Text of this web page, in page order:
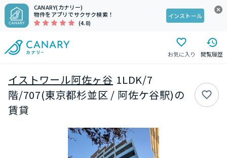
CANARY(カナリー)
物件をアプリでサクサク検索！
(4.8)
インストール
お気に入り 閲覧履歴
イストワール阿佐ヶ谷 1LDK/7
階/707(東京都杉並区 / 阿佐ケ谷駅)の
賃貸